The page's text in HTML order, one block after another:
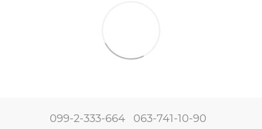
099-2-333-664 063-741-10-90